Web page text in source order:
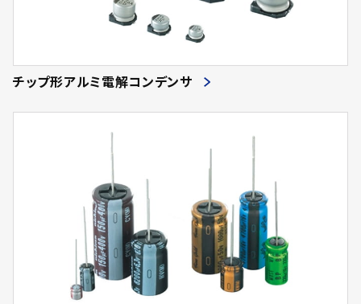
チップ形アルミ電解コンデンサ